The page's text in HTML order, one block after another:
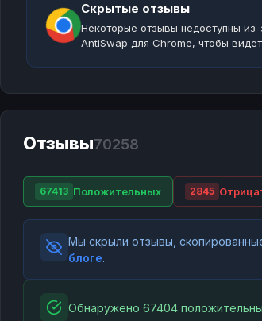
Скрытые отзывы
Некоторые отзывы недоступны
AntiSwap для Chrome, чтобы
Отзывы70258
67413 Положительных 2845
Мы скрыли отзывы,
блоге.
Обнаружено 67404